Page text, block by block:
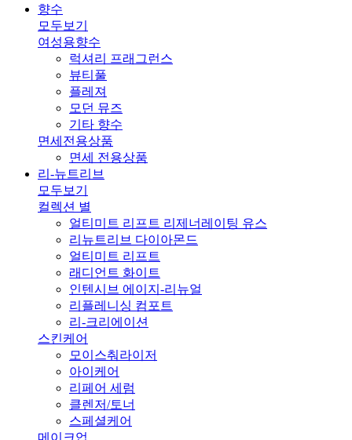
향수
모두보기
여성용향수
럭셔리 프래그런스
뷰티풀
플레져
모던 뮤즈
기타 향수
면세전용상품
면세 전용상품
리-뉴트리브
모두보기
컬렉션 별
얼티미트 리프트 리제너레이팅 유스
리뉴트리브 다이아몬드
얼티미트 리프트
래디언트 화이트
인텐시브 에이지-리뉴얼
리플레니싱 컴포트
리-크리에이션
스킨케어
모이스춰라이저
아이케어
리페어 세럼
클렌저/토너
스페셜케어
메이크업